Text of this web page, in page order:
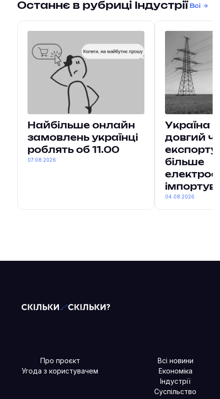
Останнє в рубриці Індустрії Всі
Найбільше онлайн
замовлень українці
роблять об 11.00
07.08.2026
Україна
довгий
більше
04.08.2026
Про проєкт
Угода з користувачем
Всі новини
Економіка
Індустрії
Суспільство